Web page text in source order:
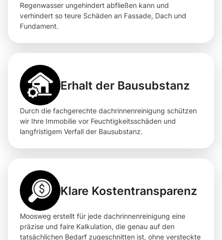
Regenwasser ungehindert abfließen kann und
verhindert so teure Schäden an Fassade, Dach und
Fundament.
Erhalt der Bausubstanz
Durch die fachgerechte dachrinnenreinigung schützen
wir Ihre Immobilie vor Feuchtigkeitsschäden und
langfristigem Verfall der Bausubstanz.
Klare Kostentransparenz
Moosweg erstellt für jede dachrinnenreinigung eine
präzise und faire Kalkulation, die genau auf den
tatsächlichen Bedarf zugeschnitten ist, ohne versteckte